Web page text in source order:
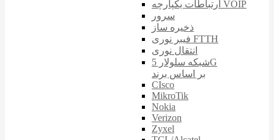
ارتباطات یکپارچه VOIP
سرور
ذخیره ساز
فیبر نوری FTTH
انتقال نوری
شبکه سلولار 5G
بر اساس برند
CIsco
MikroTik
Nokia
Verizon
Zyxel